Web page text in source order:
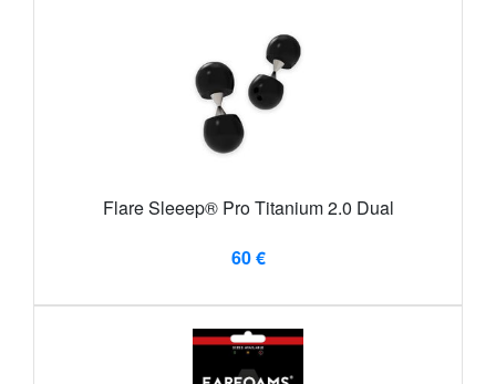
Flare Sleeep® Pro Titanium 2.0 Dual
60 €